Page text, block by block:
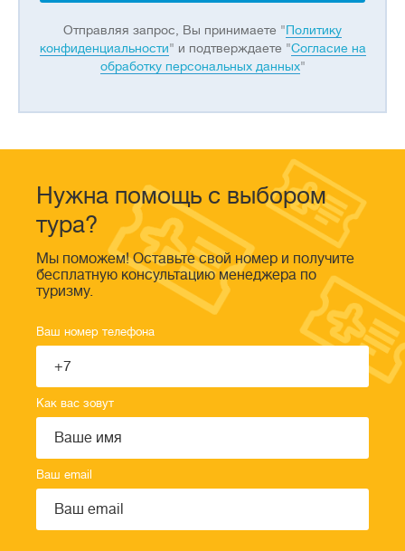
Отправляя запрос, Вы принимаете "Политику
конфиденциальности" и подтверждаете "Согласие на
обработку персональных данных"
Нужна помощь с выбором
тура?
Мы поможем! Оставьте свой номер и получите
бесплатную консультацию менеджера по
туризму.
Ваш номер телефона
Как вас зовут
Ваш email